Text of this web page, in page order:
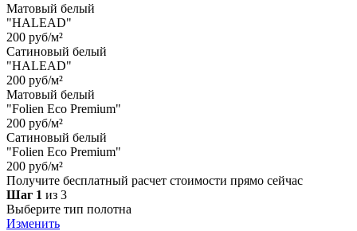
Матовый белый
"HALEAD"
200 руб/м²
Сатиновый белый
"HALEAD"
200 руб/м²
Матовый белый
"Folien Eco Premium"
200 руб/м²
Сатиновый белый
"Folien Eco Premium"
200 руб/м²
Получите бесплатный расчет стоимости прямо сейчас
Шаг 1 из 3
Выберите тип полотна
Изменить